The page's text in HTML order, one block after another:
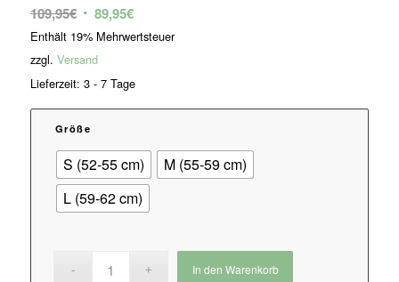
109,95€ Ursprünglicher
Preis
war:
109,95€
89,95€Aktueller
Preis
Enthält 19% Mehrwertsteuer
zzgl. Versand
Lieferzeit: 3 - 7 Tage
Größe
S (52-55 cm)
M (55-59 cm)
L (59-62 cm)
In den Warenkorb